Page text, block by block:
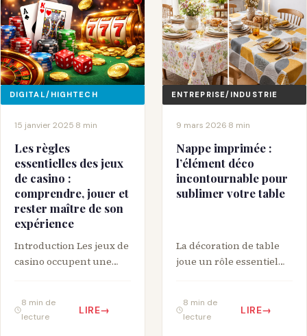
DIGITAL/HIGHTECH
15 janvier 2025 8 min
Les règles
essentielles des jeux
de casino :
comprendre, jouer et
rester maître de son
expérience
Introduction Les jeux de
casino occupent une
divertissement
8 min de
lecture
LIRE
ENTREPRISE/INDUSTRIE
9 mars 2026 8 min
Nappe imprimée :
l’élément déco
incontournable pour
sublimer votre table
La décoration de table
joue un rôle essentiel
déjeuner en famille,…
8 min de
lecture
LIRE